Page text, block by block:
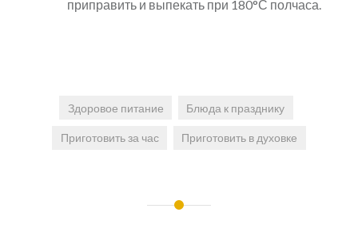
приправить и выпекать при 180°С полчаса.
Здоровое питание Блюда к празднику
Приготовить за час Приготовить в духовке